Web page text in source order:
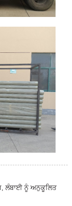
ਲੰਬਾਈ ਨੂੰ ਅਨੁਕੂਲਿਤ